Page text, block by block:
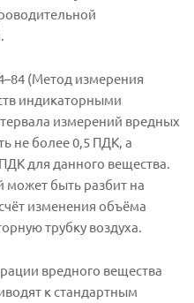
(Метод измерения
индикаторными
измерений вредных
не более 0,5 ПДК, а
для данного вещества.
может быть разбит на
изменения объёма
трубку воздуха.
вредного вещества
к стандартным